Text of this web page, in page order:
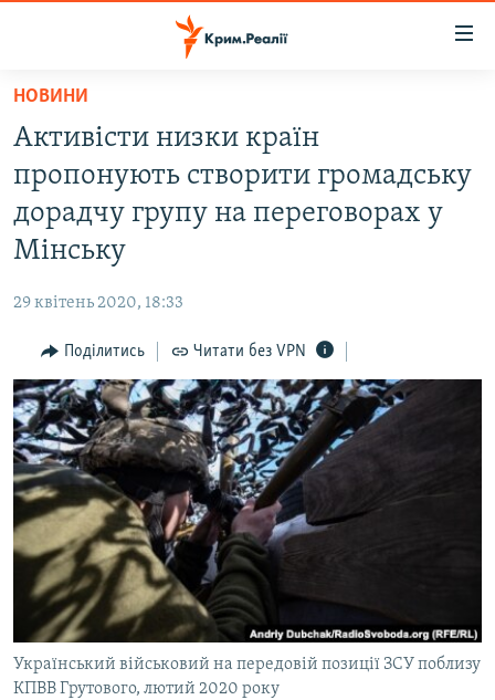
Перейти
основного
матеріалу
Перейти
до
основної
Перейти
пошуку
ВІДЕО ТА ФОТО
ПОЛІТИКА
ІНТЕРВ'Ю
ВСЕ ЗА ДЕНЬ
СПЕЦПРОЕКТИ
ДЕПОРТАЦІЯ
ВІДЕОУРОКИ «ELIFBE»
СВІДЧЕННЯ ОКУПАЦІЇ
УКРАЇНСЬКА ПРОБЛЕМА КРИМУ
ІНФОГРАФІКА
ЯК ОБІЙТИ БЛОКУВАННЯ
Русский
Qırımtatar
ДОЛУЧАЙСЯ!
НОВИНИ
Активісти низки країн
пропонують створити громадську
дорадчу групу на переговорах у
Мінську
29 квітень 2020, 18:33
Поділитись Читати без VPN
Український військовий на передовій позиції ЗСУ поблизу
КПВВ Грутового, лютий 2020 року